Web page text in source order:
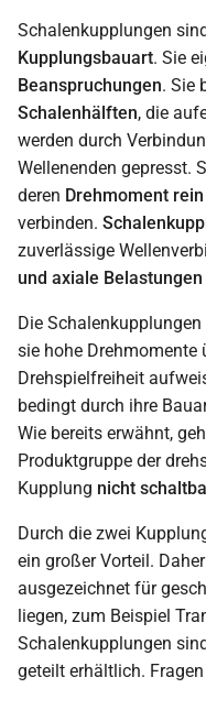
Schalenkupplungen
Kupplungsbauart. Sie
Beanspruchungen. Sie
Schalenhälften, die
werden durch
Wellenenden gepresst.
deren Drehmoment
verbinden.
zuverlässige
und axiale
Die
sie hohe Drehmomente
Drehspielfreiheit
bedingt durch ihre
Wie bereits erwähnt,
Produktgruppe der
Kupplung nicht
Durch die zwei
ein großer Vorteil.
ausgezeichnet für
liegen, zum Beispiel
Schalenkupplungen
geteilt erhältlich.